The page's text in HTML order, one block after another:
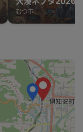
むつ市